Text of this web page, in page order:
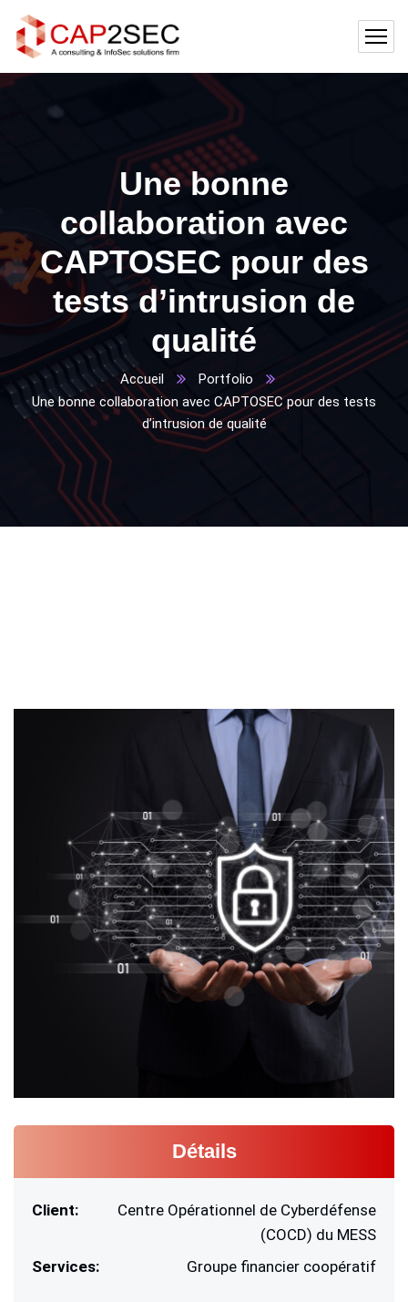
Une bonne
collaboration avec
CAPTOSEC pour des
tests d’intrusion de
qualité
Accueil
Portfolio
Une bonne collaboration avec CAPTOSEC pour des tests
d’intrusion de qualité
Détails
Client:
Centre Opérationnel de Cyberdéfense
(COCD) du MESS
Services:
Groupe financier coopératif